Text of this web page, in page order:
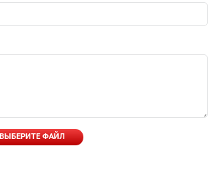
ВЫБЕРИТЕ ФАЙЛ